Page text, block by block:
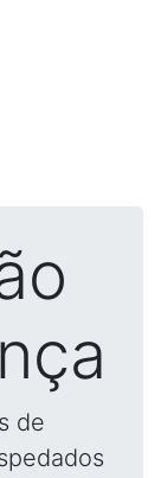
de